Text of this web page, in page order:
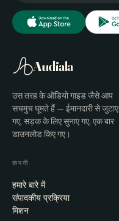
Audiala
उस तरह के ऑडियो गाइड जैसे आप
सचमुच घूमते हैं — ईमानदारी से जुटाए
गए, सड़क के लिए सुनाए गए, एक बार
डाउनलोड किए गए।
कंपनी
हमारे बारे में
संपादकीय प्रक्रिया
मिशन